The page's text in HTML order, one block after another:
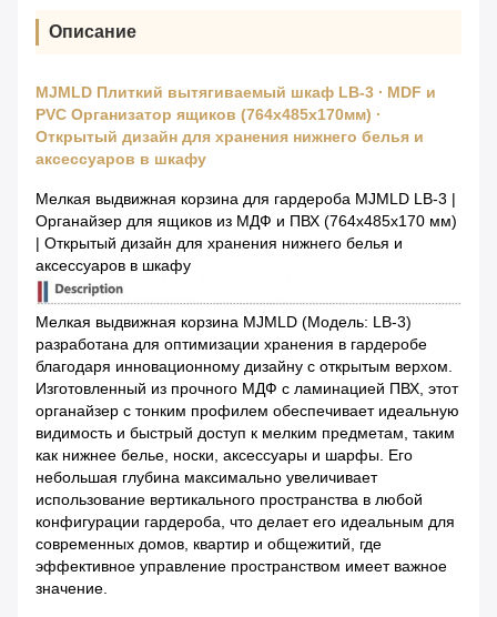
Описание
MJMLD Плиткий вытягиваемый шкаф LB-3 ∙ MDF и
PVC Организатор ящиков (764x485x170мм) ∙
Открытый дизайн для хранения нижнего белья и
аксессуаров в шкафу
Мелкая выдвижная корзина для гардероба MJMLD LB-3 |
Органайзер для ящиков из МДФ и ПВХ (764x485x170 мм)
| Открытый дизайн для хранения нижнего белья и
аксессуаров в шкафу
Мелкая выдвижная корзина MJMLD (Модель: LB-3)
разработана для оптимизации хранения в гардеробе
благодаря инновационному дизайну с открытым верхом.
Изготовленный из прочного МДФ с ламинацией ПВХ, этот
органайзер с тонким профилем обеспечивает идеальную
видимость и быстрый доступ к мелким предметам, таким
как нижнее белье, носки, аксессуары и шарфы. Его
небольшая глубина максимально увеличивает
использование вертикального пространства в любой
конфигурации гардероба, что делает его идеальным для
современных домов, квартир и общежитий, где
эффективное управление пространством имеет важное
значение.